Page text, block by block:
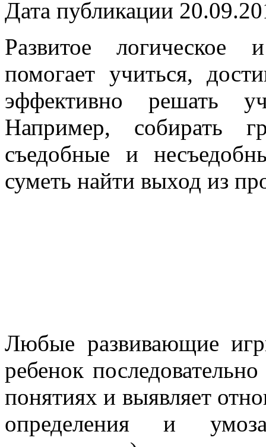
Дата публикации
Развитое логическое
помогает учиться,
эффективно решать
Например, собирать
съедобные и
суметь найти выход из
Любые развивающие
ребенок
понятиях и выявляет
определения и